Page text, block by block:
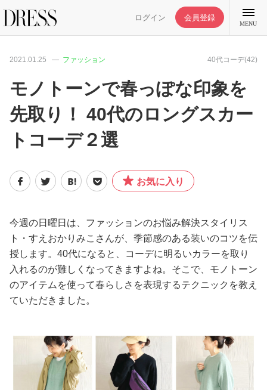
ログイン 会員登録
MENU
特集記事
DRESS部活
ライフスタイル
ファッション
恋愛/結婚/離婚
美容/健康
妊娠/出産/家族
2021.01.25 ファッション 40代コーデ(42)
モノトーンで春っぽな印象を
先取り！ 40代のロングスカー
トコーデ２選
お気に入り
今週の日曜日は、ファッションのお悩み解決スタイリス
ト・すえおかりみこさんが、季節感のある装いのコツを伝
授します。40代になると、コーデに明るいカラーを取り
入れるのが難しくなってきますよね。そこで、モノトーン
のアイテムを使って春らしさを表現するテクニックを教え
ていただきました。